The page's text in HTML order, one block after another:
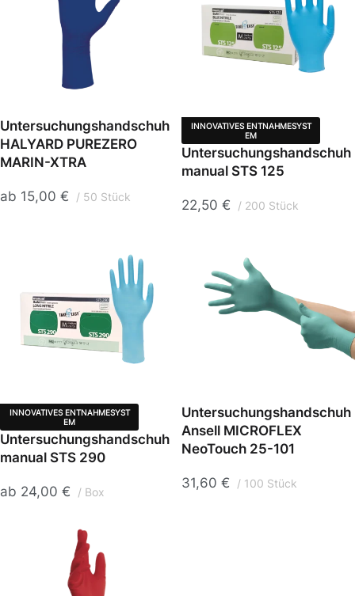
Untersuchungshandschuh
HALYARD PUREZERO
MARIN-XTRA
ab 15,00 € 50 Stück
INNOVATIVES ENTNAHMESYST
EM
Untersuchungshandschuh
manual STS 125
22,50 € 200 Stück
INNOVATIVES ENTNAHMESYST
EM
Untersuchungshandschuh
manual STS 290
ab 24,00 € Box
Untersuchungshandschuh
Ansell MICROFLEX
NeoTouch 25-101
31,60 € 100 Stück